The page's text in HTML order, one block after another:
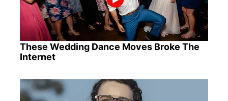
These Wedding Dance Moves Broke The
Internet